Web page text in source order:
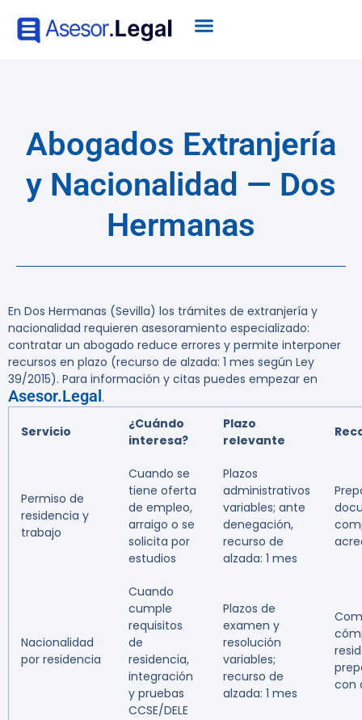
Abogados Extranjería
y Nacionalidad — Dos
Hermanas
En Dos Hermanas (Sevilla) los trámites de extranjería y
nacionalidad requieren asesoramiento especializado:
contratar un abogado reduce errores y permite interponer
recursos en plazo (recurso de alzada: 1 mes según Ley
39/2015). Para información y citas puedes empezar en
Asesor.Legal.
Servicio
¿Cuándo
interesa?
Plazo
relevante
Permiso de
residencia y
trabajo
Cuando se
tiene oferta
de empleo,
arraigo o se
solicita por
estudios
Plazos
administrativos
variables; ante
denegación,
recurso de
alzada: 1 mes
Nacionalidad
por residencia
Cuando
cumple
requisitos
de
residencia,
integración
y pruebas
CCSE/DELE
Plazos de
examen y
resolución
variables;
recurso de
alzada: 1 mes
con